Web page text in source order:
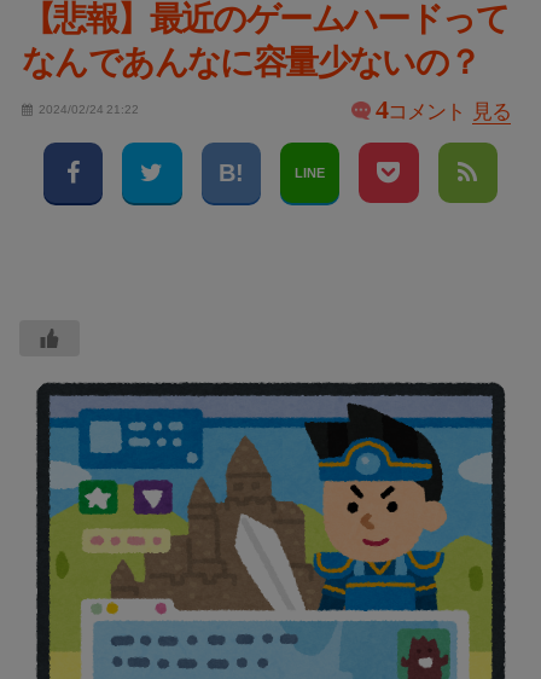
【悲報】最近のゲームハードって
なんであんなに容量少ないの？
2024/02/24 21:22 4コメント 見る
LINE